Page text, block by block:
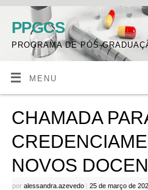
PPGCS
PROGRAMA DE PÓS-
MENU
CHAMADA
NOVOS
por alessandra.azevedo | 25 de março de